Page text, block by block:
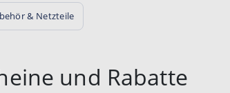
& Netzteile
und Rabatte